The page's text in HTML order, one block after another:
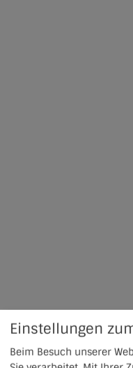
Einstellungen
Beim Besuch unserer